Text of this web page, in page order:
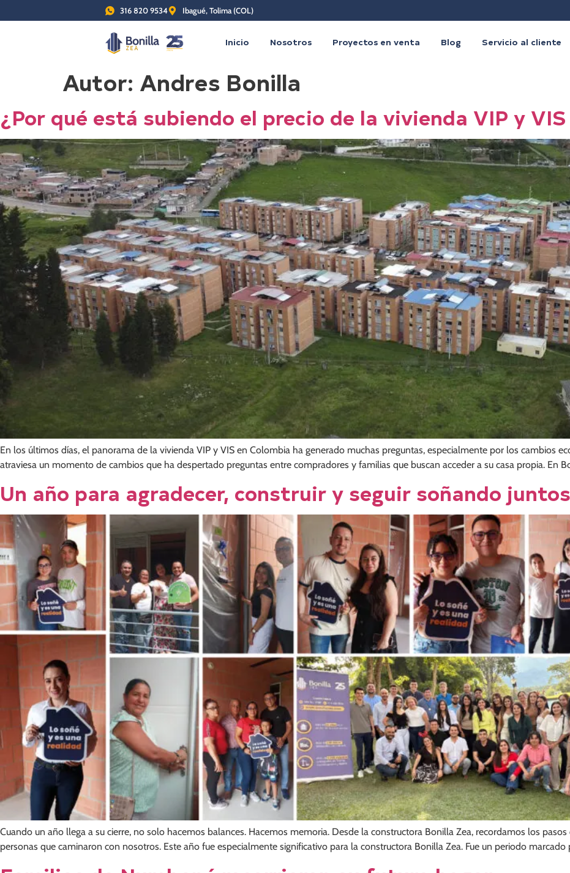
316 820 9534 Ibagué, Tolima (COL)
Inicio Nosotros Proyectos en venta Blog Servicio al cliente
Autor: Andres Bonilla
¿Por qué está subiendo el precio de la vivienda VIP y
En los últimos días, el panorama de la vivienda VIP y VIS en Colombia ha generado muchas preguntas, especialmente por los cambios
atraviesa un momento de cambios que ha despertado preguntas entre compradores y familias que buscan acceder a su casa propia. En
Un año para agradecer, construir y seguir soñando
Cuando un año llega a su cierre, no solo hacemos balances. Hacemos memoria. Desde la constructora Bonilla Zea, recordamos los
personas que caminaron con nosotros. Este año fue especialmente significativo para la constructora Bonilla Zea. Fue un periodo